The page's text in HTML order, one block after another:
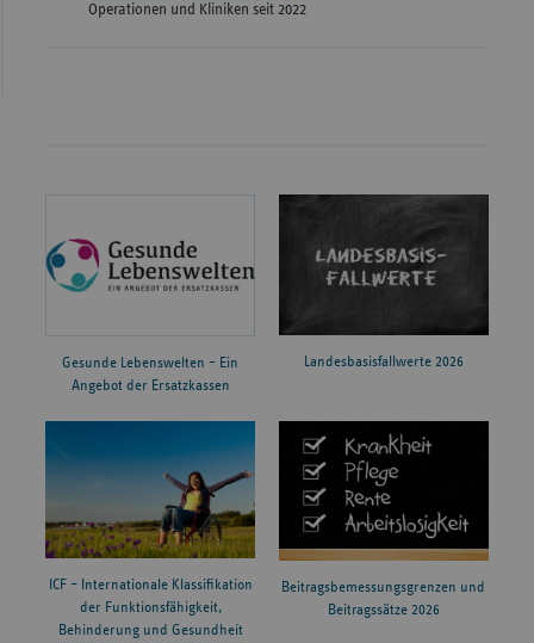
Operationen und Kliniken seit 2022
Gesunde Lebenswelten – Ein
Angebot der Ersatzkassen
Landesbasisfallwerte 2026
ICF – Internationale Klassifikation
der Funktionsfähigkeit,
Behinderung und Gesundheit
Beitragsbemessungsgrenzen und
Beitragssätze 2026